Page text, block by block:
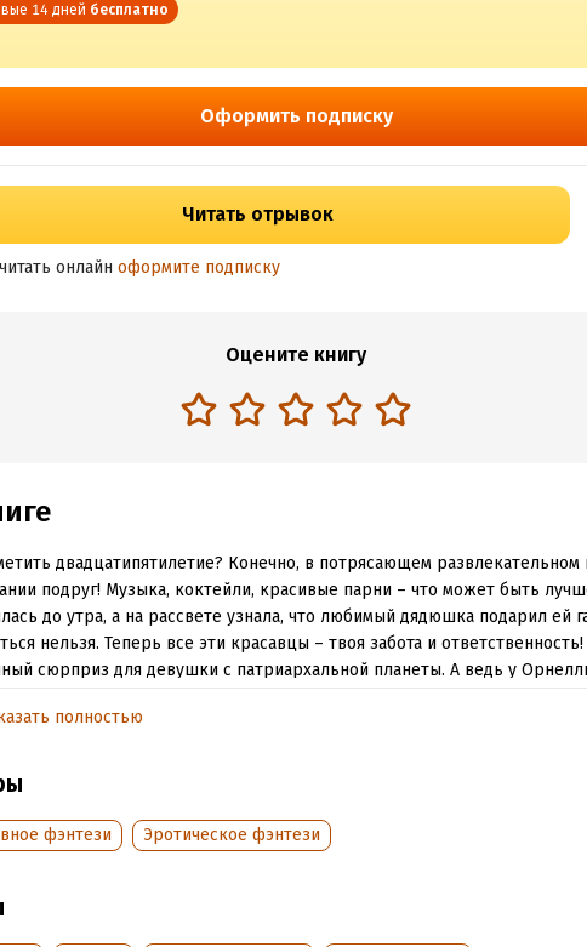
14 дней бесплатно
Оформить подписку
Читать отрывок
онлайн оформите подписку
Оцените книгу
двадцатипятилетие? Конечно, в потрясающем развлекательном
подруг! Музыка, коктейли, красивые парни – что может быть
до утра, а на рассвете узнала, что любимый дядюшка подарил ей
нельзя. Теперь все эти красавцы – твоя забота и ответственность!
сюрприз для девушки с патриархальной планеты. А ведь у
беги!
информация
полностью
фэнтези Эротическое фэнтези